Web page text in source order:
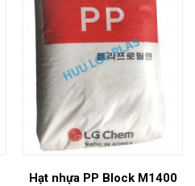
Hạt nhựa PP Block M1400